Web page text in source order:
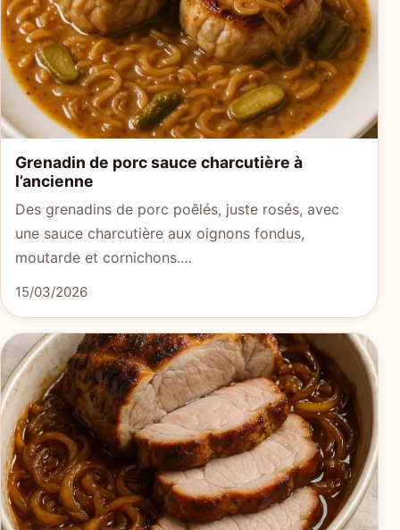
Grenadin de porc sauce charcutière à
l’ancienne
Des grenadins de porc poêlés, juste rosés, avec
une sauce charcutière aux oignons fondus,
moutarde et cornichons.…
15/03/2026